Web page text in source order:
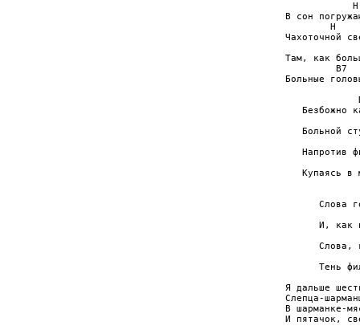
В сон
H
Чахоточной
Там, как
B7
Больные
Безбожно
Больной
Напротив
Купаясь в
Слова
И, как
Слова,
Тень
Я дальше
Слепца-
В шарманке-
И пятачок,